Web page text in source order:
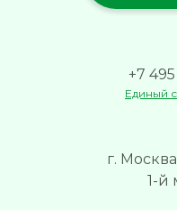
г.
1-й
+7
Единый